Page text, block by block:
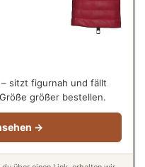
sitzt figurnah und fällt
größer bestellen.
→